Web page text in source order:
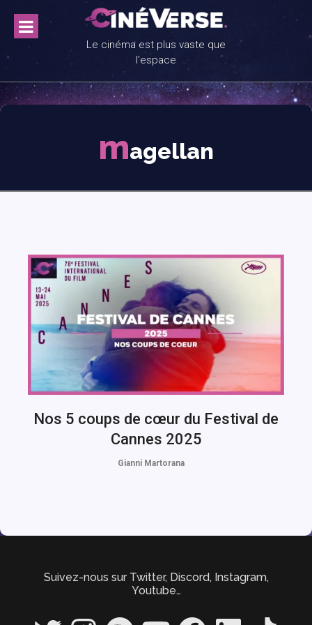
content
Le cinéma est plus vaste que
l'espace
magellan
Nos 5 coups de cœur du Festival de
Cannes 2025
Gianni Martorana
Suivez-nous sur Twitter, Discord, Instagram,
Youtube…
Twitter InstagramSpotify YouTube FacebookLinkedIn TikTok